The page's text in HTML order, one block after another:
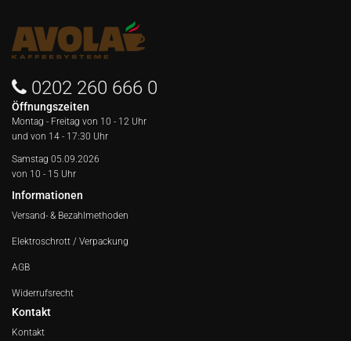
0202 260 666 0
Öffnungszeiten
Montag - Freitag von 10 - 12 Uhr
und von 14 - 17:30 Uhr
Samstag 05.09.2026
von 10 - 15 Uhr
Informationen
Versand- & Bezahlmethoden
Elektroschrott / Verpackung
AGB
Widerrufsrecht
Kontakt
Kontakt